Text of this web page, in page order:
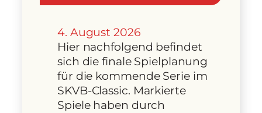
4. August 2026
Hier nachfolgend befindet
sich die finale Spielplanung
für die kommende Serie im
SKVB-Classic. Markierte
Spiele haben durch